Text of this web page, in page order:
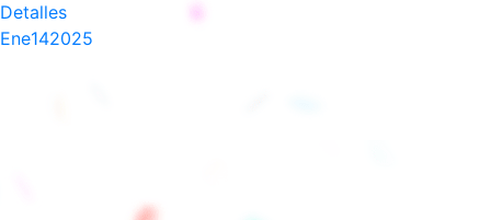
Detalles
Ene142025